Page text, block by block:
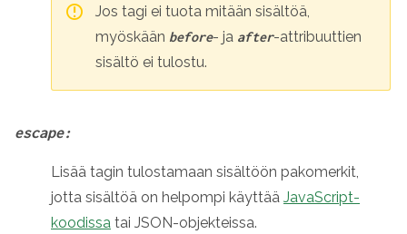
Jos tagi ei tuota mitään sisältöä,
myöskään before- ja after-attribuuttien
sisältö ei tulostu.
escape:
Lisää tagin tulostamaan sisältöön pakomerkit,
jotta sisältöä on helpompi käyttää JavaScript-
koodissa tai JSON-objekteissa.